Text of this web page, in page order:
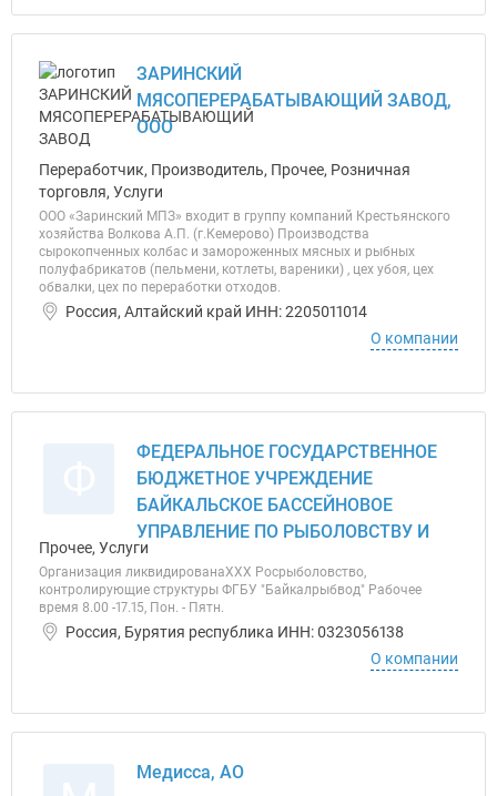
ЗАРИНСКИЙ
МЯСОПЕРЕРАБАТЫВАЮЩИЙ ЗАВОД,
ООО
Переработчик, Производитель, Прочее, Розничная
торговля, Услуги
ООО «Заринский МПЗ» входит в группу компаний Крестьянского
хозяйства Волкова А.П. (г.Кемерово) Производства
сырокопченных колбас и замороженных мясных и рыбных
полуфабрикатов (пельмени, котлеты, вареники) , цех убоя, цех
обвалки, цех по переработки отходов.
Россия, Алтайский край ИНН: 2205011014
О компании
ФЕДЕРАЛЬНОЕ ГОСУДАРСТВЕННОЕ
БЮДЖЕТНОЕ УЧРЕЖДЕНИЕ
БАЙКАЛЬСКОЕ БАССЕЙНОВОЕ
УПРАВЛЕНИЕ ПО РЫБОЛОВСТВУ И
Прочее, Услуги
Организация ликвидированаХХХ Росрыболовство,
контролирующие структуры ФГБУ "Байкалрыбвод" Рабочее
время 8.00 -17.15, Пон. - Пятн.
Россия, Бурятия республика ИНН: 0323056138
О компании
Медисса, АО